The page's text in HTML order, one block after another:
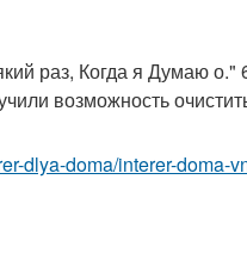
раз, Когда я Думаю о."
возможность
dlya-doma/interer-doma-